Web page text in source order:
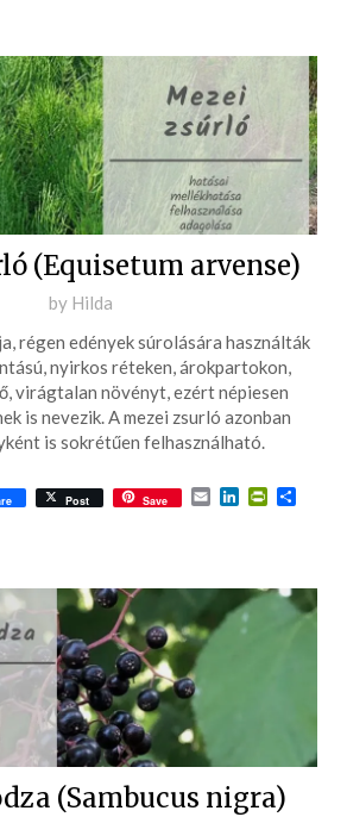
(Equisetum arvense)
Posted
2016-
06-
03
by Hilda
régen edények súrolására használták
nyirkos réteken, árokpartokon,
virágtalan növényt, ezért népiesen
is nevezik. A mezei zsurló azonban
is sokrétűen felhasználható.
Post Save EmailLinkedIn
(Sambucus nigra)